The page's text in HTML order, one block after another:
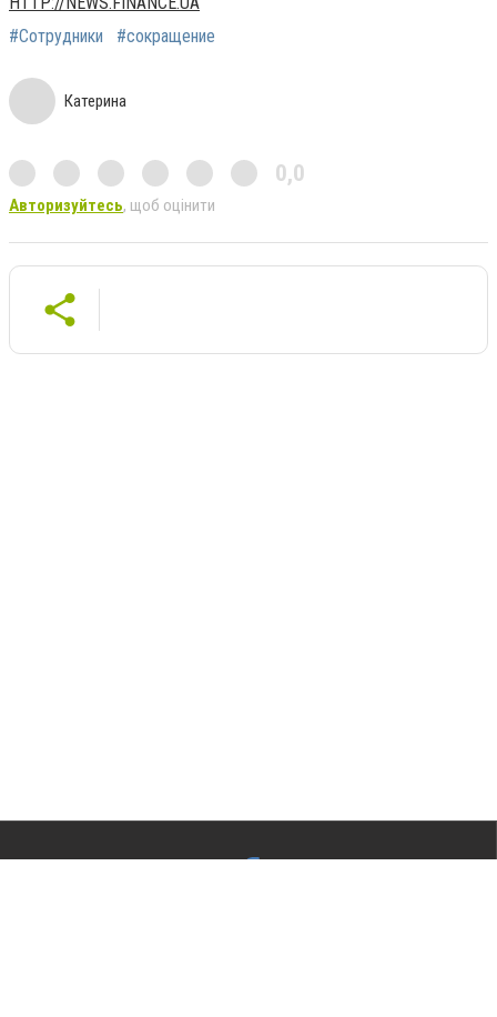
#Сотрудники
#сокращение
Катерина
0,0
Авторизуйтесь, щоб оцінити